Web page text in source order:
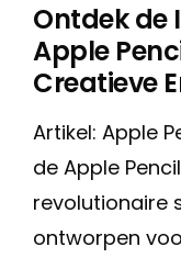
Ontdek de
Apple
Creatieve
Artikel: Apple
de Apple
revolutionaire
ontworpen